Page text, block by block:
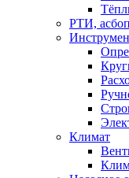
РТИ,
Климат